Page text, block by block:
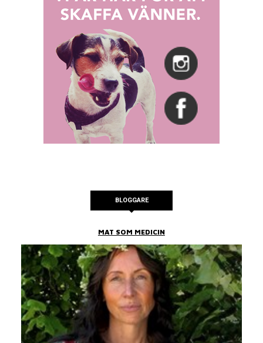
BLOGGARE
MAT SOM MEDICIN